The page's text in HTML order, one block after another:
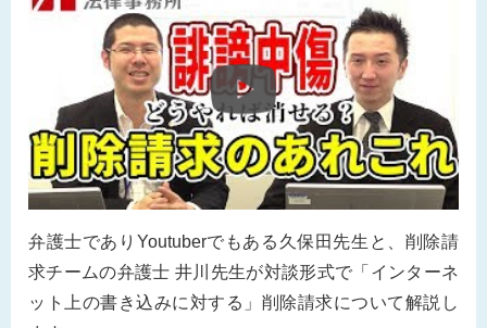
弁護士でありYoutuberでもある久保田先生と、削除請
求チームの弁護士 井川先生が対談形式で「インターネ
ット上の書き込みに対する」削除請求について解説し